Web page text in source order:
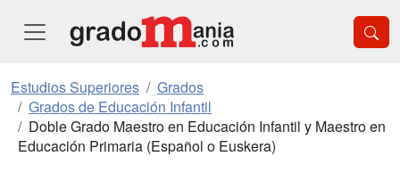
Estudios Superiores
Grados
Grados de Educación Infantil
Doble Grado Maestro en Educación Infantil y Maestro en
Educación Primaria (Español o Euskera)